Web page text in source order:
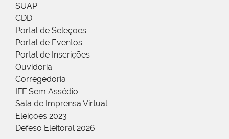
SUAP
CDD
Portal de Seleções
Portal de Eventos
Portal de Inscrições
Ouvidoria
Corregedoria
IFF Sem Assédio
Sala de Imprensa Virtual
Eleições 2023
Defeso Eleitoral 2026